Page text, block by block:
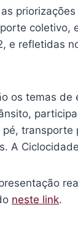
coletivo,
e refletidas
os temas
A
neste link.